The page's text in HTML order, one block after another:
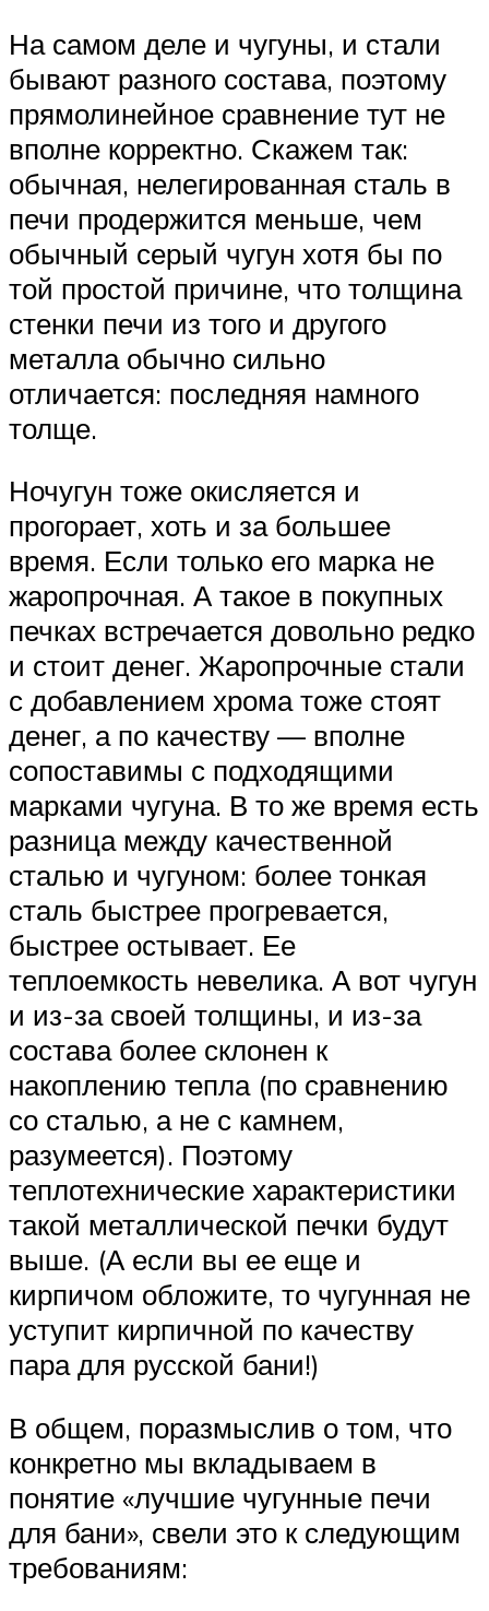
На самом деле и чугуны, и стали
бывают разного состава, поэтому
прямолинейное сравнение тут не
вполне корректно. Скажем так:
обычная, нелегированная сталь в
печи продержится меньше, чем
обычный серый чугун хотя бы по
той простой причине, что толщина
стенки печи из того и другого
металла обычно сильно
отличается: последняя намного
толще.
Ночугун тоже окисляется и
прогорает, хоть и за большее
время. Если только его марка не
жаропрочная. А такое в покупных
печках встречается довольно редко
и стоит денег. Жаропрочные стали
с добавлением хрома тоже стоят
денег, а по качеству — вполне
сопоставимы с подходящими
марками чугуна. В то же время есть
разница между качественной
сталью и чугуном: более тонкая
сталь быстрее прогревается,
быстрее остывает. Ее
теплоемкость невелика. А вот чугун
и из-за своей толщины, и из-за
состава более склонен к
накоплению тепла (по сравнению
со сталью, а не с камнем,
разумеется). Поэтому
теплотехнические характеристики
такой металлической печки будут
выше. (А если вы ее еще и
кирпичом обложите, то чугунная не
уступит кирпичной по качеству
пара для русской бани!)
В общем, поразмыслив о том, что
конкретно мы вкладываем в
понятие «лучшие чугунные печи
для бани», свели это к следующим
требованиям: